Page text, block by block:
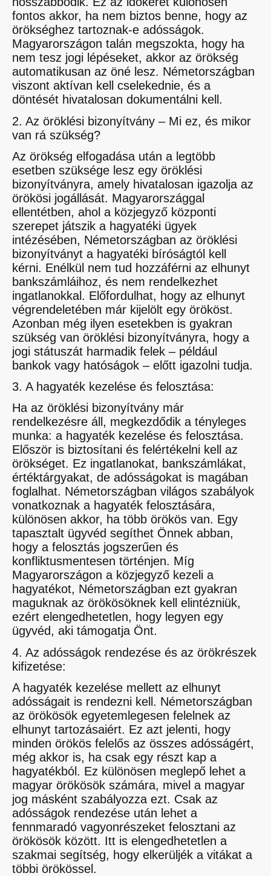
fontos akkor, ha nem biztos benne, hogy az
örökséghez tartoznak-e adósságok.
Magyarországon talán megszokta, hogy ha
nem tesz jogi lépéseket, akkor az örökség
automatikusan az öné lesz. Németországban
viszont aktívan kell cselekednie, és a
döntését hivatalosan dokumentálni kell.
2. Az öröklési bizonyítvány – Mi ez, és mikor
van rá szükség?
Az örökség elfogadása után a legtöbb
esetben szüksége lesz egy öröklési
bizonyítványra, amely hivatalosan igazolja az
örökösi jogállását. Magyarországgal
ellentétben, ahol a közjegyző központi
szerepet játszik a hagyatéki ügyek
intézésében, Németországban az öröklési
bizonyítványt a hagyatéki bíróságtól kell
kérni. Enélkül nem tud hozzáférni az elhunyt
bankszámláihoz, és nem rendelkezhet
ingatlanokkal. Előfordulhat, hogy az elhunyt
végrendeletében már kijelölt egy örököst.
Azonban még ilyen esetekben is gyakran
szükség van öröklési bizonyítványra, hogy a
jogi státuszát harmadik felek – például
bankok vagy hatóságok – előtt igazolni tudja.
3. A hagyaték kezelése és felosztása:
Ha az öröklési bizonyítvány már
rendelkezésre áll, megkezdődik a tényleges
munka: a hagyaték kezelése és felosztása.
Először is biztosítani és felértékelni kell az
örökséget. Ez ingatlanokat, bankszámlákat,
értéktárgyakat, de adósságokat is magában
foglalhat. Németországban világos szabályok
vonatkoznak a hagyaték felosztására,
különösen akkor, ha több örökös van. Egy
tapasztalt ügyvéd segíthet Önnek abban,
hogy a felosztás jogszerűen és
konfliktusmentesen történjen. Míg
Magyarországon a közjegyző kezeli a
hagyatékot, Németországban ezt gyakran
maguknak az örökösöknek kell elintézniük,
ezért elengedhetetlen, hogy legyen egy
ügyvéd, aki támogatja Önt.
4. Az adósságok rendezése és az örökrészek
kifizetése:
A hagyaték kezelése mellett az elhunyt
adósságait is rendezni kell. Németországban
az örökösök egyetemlegesen felelnek az
elhunyt tartozásaiért. Ez azt jelenti, hogy
minden örökös felelős az összes adósságért,
még akkor is, ha csak egy részt kap a
hagyatékból. Ez különösen meglepő lehet a
magyar örökösök számára, mivel a magyar
jog másként szabályozza ezt. Csak az
adósságok rendezése után lehet a
fennmaradó vagyonrészeket felosztani az
örökösök között. Itt is elengedhetetlen a
szakmai segítség, hogy elkerüljék a vitákat a
többi örökössel.